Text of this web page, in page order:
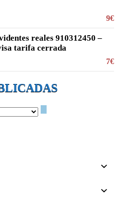
9€
reales 910312450 –
tarifa cerrada
7€